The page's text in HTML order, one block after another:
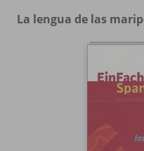
La lengua de las